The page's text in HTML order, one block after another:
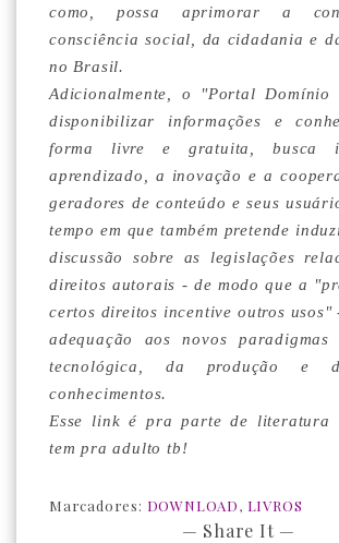
como, possa aprimorar a
consciência social, da cidadania e
no Brasil.
Adicionalmente, o "Portal Domínio
disponibilizar informações e
forma livre e gratuita, busca
aprendizado, a inovação e a
geradores de conteúdo e seus
tempo em que também pretende
discussão sobre as legislações
direitos autorais - de modo que a
certos direitos incentive outros usos"
adequação aos novos paradigmas
tecnológica, da produção e
conhecimentos.
Esse link é pra parte de literatura
tem pra adulto tb!
Marcadores: DOWNLOAD, LIVROS
— Share It —